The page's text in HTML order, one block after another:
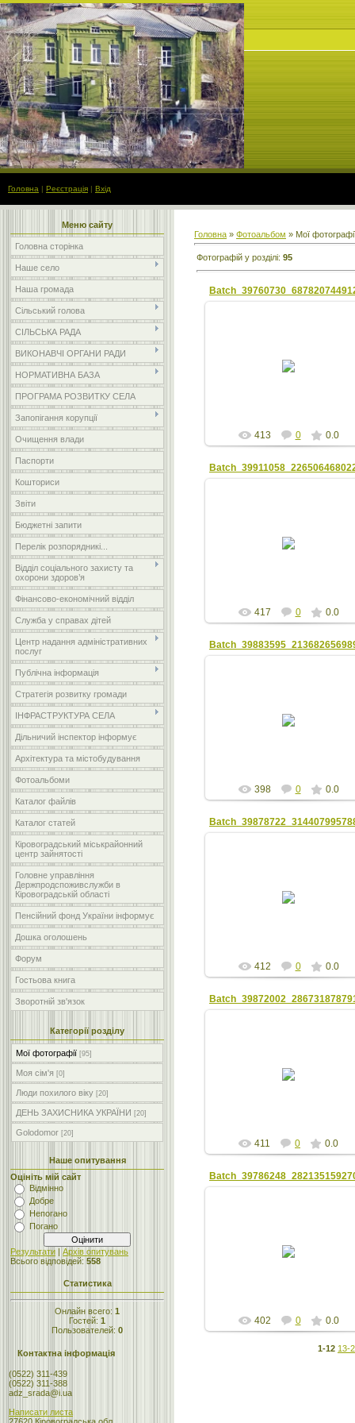
Головна | Реєстрація | Вхід
Меню сайту
Головна сторінка
Наше село
Наша громада
Сільський голова
СІЛЬСЬКА РАДА
ВИКОНАВЧІ ОРГАНИ РАДИ
НОРМАТИВНА БАЗА
ПРОГРАМА РОЗВИТКУ СЕЛА
Запопігання корупції
Очищення влади
Паспорти
Кошториси
Звіти
Бюджетні запити
Перелік розпорядникі...
Відділ соціального захисту та
охорони здоров’я
Фінансово-економічний відділ
Служба у справах дітей
Центр надання адміністративних
послуг
Публічна інформація
Стратегія розвитку громади
ІНФРАСТРУКТУРА СЕЛА
Дільничий інспектор інформує
Архітектура та містобудування
Фотоальбоми
Каталог файлів
Каталог статей
Кіровоградський міськрайонний
центр зайнятості
Головне управління
Держпродспоживслужби в
Кіровоградській області
Пенсійний фонд України інформує
Дошка оголошень
Форум
Гостьова книга
Зворотній зв'язок
Категорії розділу
Мої фотографії [95]
Моя сім'я [0]
Люди похилого віку [20]
ДЕНЬ ЗАХИСНИКА УКРАЇНИ [20]
Golodomor [20]
Наше опитування
Оцініть мій сайт
Відмінно
Добре
Непогано
Погано
Результати | Архів опитувань
Всього відповідей: 558
Статистика
Онлайн всего: 1
Гостей: 1
Пользователей: 0
Контактна інформація
(0522) 311-439
(0522) 311-388
adz_srada@i.ua
Написати листа
Головна » Фотоальбом » Мої
Фотографій у розділі: 95
413 0 0.0
417 0 0.0
398 0 0.0
412 0 0.0
411 0 0.0
402 0 0.0
1-12 13-